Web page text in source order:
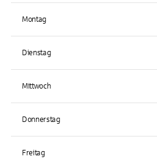
Montag
Dienstag
Mittwoch
Donnerstag
Freitag